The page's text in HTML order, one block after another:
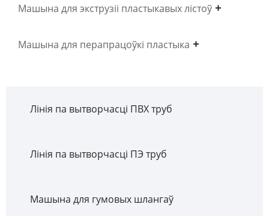
Машына для экструзіі пластыкавых лістоў
Машына для перапрацоўкі пластыка
Лінія па вытворчасці ПВХ труб
Лінія па вытворчасці ПЭ труб
Машына для гумовых шлангаў